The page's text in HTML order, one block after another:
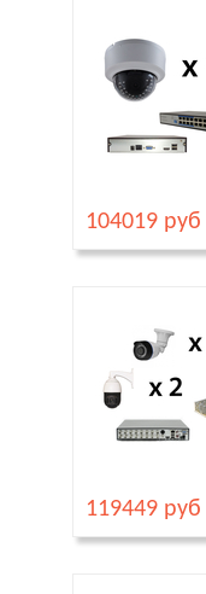
104019 руб
119449 руб